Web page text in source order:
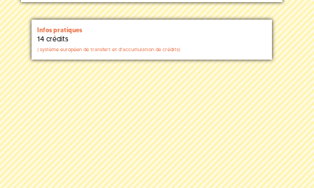
Infos pratiques
14 crédits
( système européen de transfert et d'accumulation de crédits)